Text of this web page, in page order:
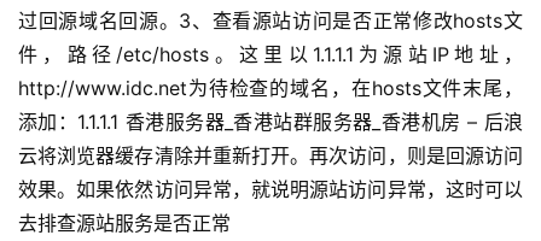
过回源域名回源。3、查看源站访问是否正常修改hosts文
件，路径/etc/hosts。这里以1.1.1.1为源站IP地址，
http://www.idc.net为待检查的域名，在hosts文件末尾，
添加：1.1.1.1 香港服务器_香港站群服务器_香港机房 – 后浪
云将浏览器缓存清除并重新打开。再次访问，则是回源访问
效果。如果依然访问异常，就说明源站访问异常，这时可以
去排查源站服务是否正常